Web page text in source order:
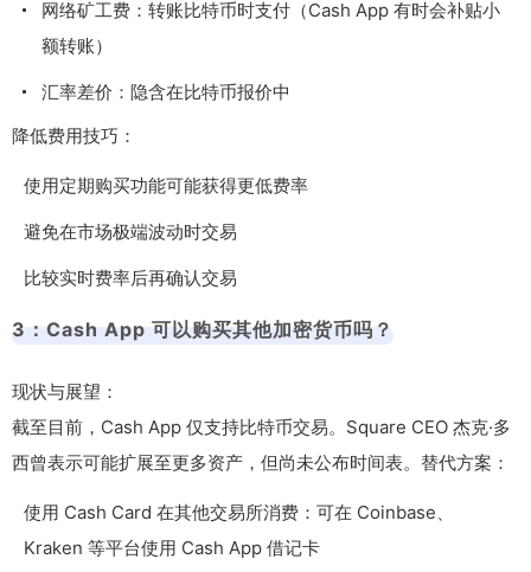
网络矿工费：转账比特币时支付（Cash App 有时会补贴小
额转账）
汇率差价：隐含在比特币报价中
降低费用技巧：
使用定期购买功能可能获得更低费率
避免在市场极端波动时交易
比较实时费率后再确认交易
3：Cash App 可以购买其他加密货币吗？
现状与展望：
截至目前，Cash App 仅支持比特币交易。Square CEO 杰克·多
西曾表示可能扩展至更多资产，但尚未公布时间表。替代方案：
使用 Cash Card 在其他交易所消费：可在 Coinbase、
Kraken 等平台使用 Cash App 借记卡